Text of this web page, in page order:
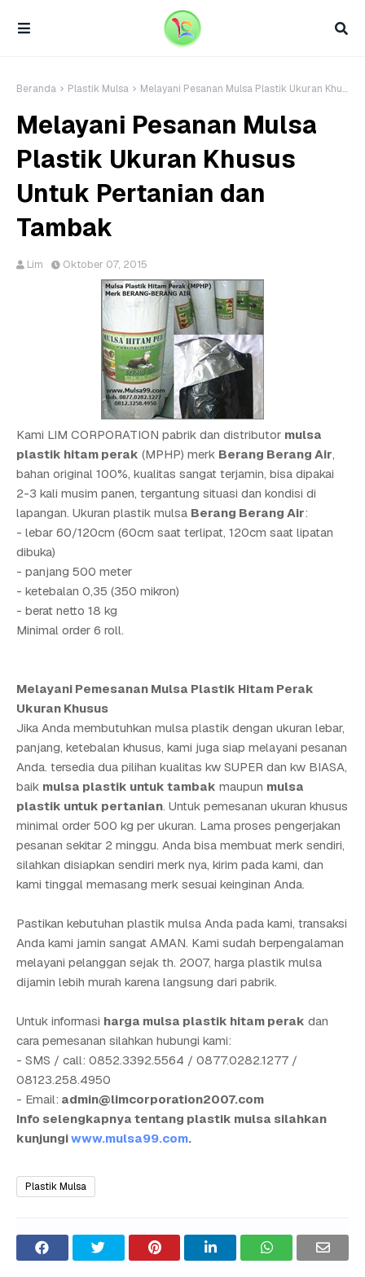
Beranda Plastik Mulsa Melayani Pesanan Mulsa Plastik Ukuran Khusus Untuk Pertanian dan Tambak
Melayani Pesanan Mulsa
Plastik Ukuran Khusus
Untuk Pertanian dan
Tambak
Lim Oktober 07, 2015
Kami LIM CORPORATION pabrik dan distributor mulsa
plastik hitam perak (MPHP) merk Berang Berang Air,
bahan original 100%, kualitas sangat terjamin, bisa dipakai
2-3 kali musim panen, tergantung situasi dan kondisi di
lapangan. Ukuran plastik mulsa Berang Berang Air:
- lebar 60/120cm (60cm saat terlipat, 120cm saat lipatan
dibuka)
- panjang 500 meter
- ketebalan 0,35 (350 mikron)
- berat netto 18 kg
Minimal order 6 roll.
Melayani Pemesanan Mulsa Plastik Hitam Perak
Ukuran Khusus
Jika Anda membutuhkan mulsa plastik dengan ukuran lebar,
panjang, ketebalan khusus, kami juga siap melayani pesanan
Anda. tersedia dua pilihan kualitas kw SUPER dan kw BIASA,
baik mulsa plastik untuk tambak maupun mulsa
plastik untuk pertanian. Untuk pemesanan ukuran khusus
minimal order 500 kg per ukuran. Lama proses pengerjakan
pesanan sekitar 2 minggu. Anda bisa membuat merk sendiri,
silahkan disiapkan sendiri merk nya, kirim pada kami, dan
kami tinggal memasang merk sesuai keinginan Anda.
Pastikan kebutuhan plastik mulsa Anda pada kami, transaksi
Anda kami jamin sangat AMAN. Kami sudah berpengalaman
melayani pelanggan sejak th. 2007, harga plastik mulsa
dijamin lebih murah karena langsung dari pabrik.
Untuk informasi harga mulsa plastik hitam perak dan
cara pemesanan silahkan hubungi kami:
- SMS / call: 0852.3392.5564 / 0877.0282.1277 /
08123.258.4950
- Email: admin@limcorporation2007.com
Info selengkapnya tentang plastik mulsa silahkan
kunjungiwww.mulsa99.com.
Plastik Mulsa